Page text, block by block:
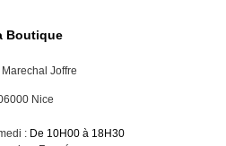
Boutique
Marechal Joffre
Nice
: De 10H00 à 18H30